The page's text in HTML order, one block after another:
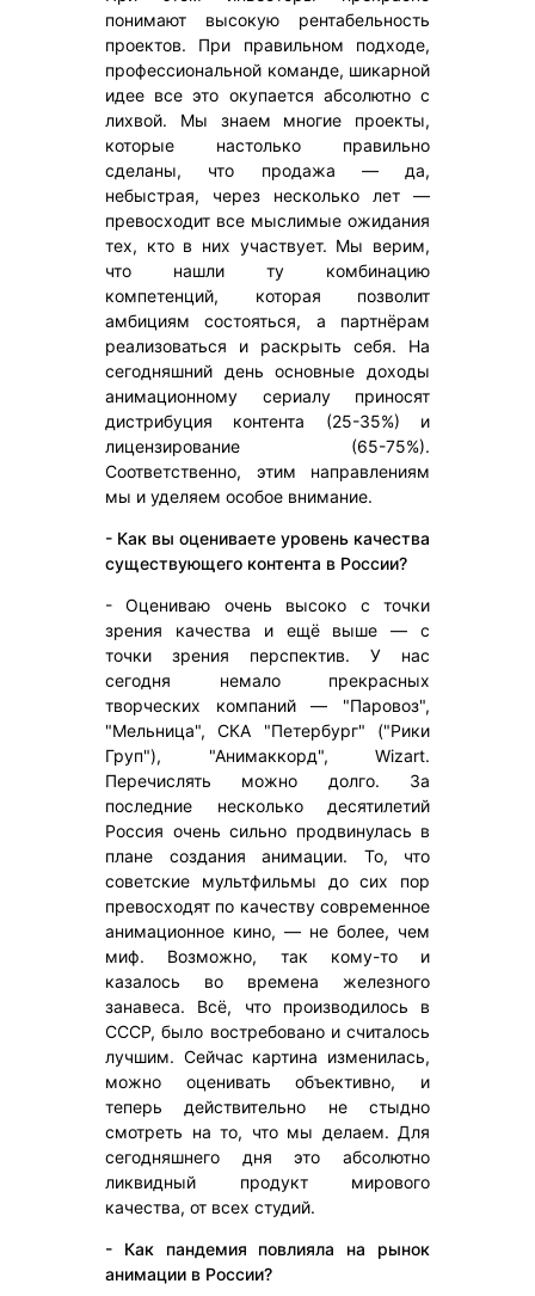
понимают высокую рентабельность
проектов. При правильном подходе,
профессиональной команде, шикарной
идее все это окупается абсолютно с
лихвой. Мы знаем многие проекты,
которые настолько правильно
сделаны, что продажа — да,
небыстрая, через несколько лет —
превосходит все мыслимые ожидания
тех, кто в них участвует. Мы верим,
что нашли ту комбинацию
компетенций, которая позволит
амбициям состояться, а партнёрам
реализоваться и раскрыть себя. На
сегодняшний день основные доходы
анимационному сериалу приносят
дистрибуция контента (25-35%) и
лицензирование (65-75%).
Соответственно, этим направлениям
мы и уделяем особое внимание.
- Как вы оцениваете уровень качества
существующего контента в России?
- Оцениваю очень высоко с точки
зрения качества и ещё выше — с
точки зрения перспектив. У нас
сегодня немало прекрасных
творческих компаний — "Паровоз",
"Мельница", СКА "Петербург" ("Рики
Груп"), "Анимаккорд", Wizart.
Перечислять можно долго. За
последние несколько десятилетий
Россия очень сильно продвинулась в
плане создания анимации. То, что
советские мультфильмы до сих пор
превосходят по качеству современное
анимационное кино, — не более, чем
миф. Возможно, так кому-то и
казалось во времена железного
занавеса. Всё, что производилось в
СССР, было востребовано и считалось
лучшим. Сейчас картина изменилась,
можно оценивать объективно, и
теперь действительно не стыдно
смотреть на то, что мы делаем. Для
сегодняшнего дня это абсолютно
ликвидный продукт мирового
качества, от всех студий.
- Как пандемия повлияла на рынок
анимации в России?